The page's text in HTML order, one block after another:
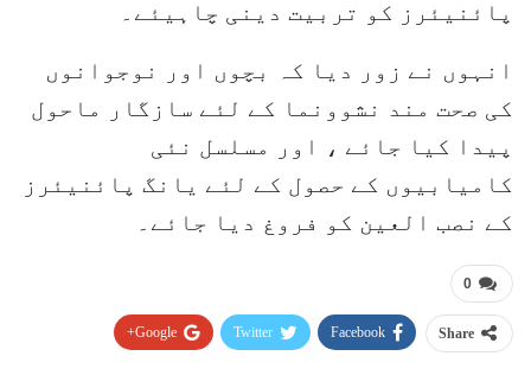
پائنیئرز کو تربیت دینی چاہیئے۔
انہوں نے زور دیا کہ بچوں اور نوجوانوں
کی صحت مند نشوونما کے لئے سازگار ماحول
پیدا کیا جائے ، اور مسلسل نئی
کامیابیوں کے حصول کے لئے یانگ پائنیئرز
کے نصب العین کو فروغ دیا جائے۔
0
Share
Facebook
Twitter
Google+